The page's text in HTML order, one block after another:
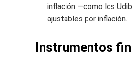
inflación —como los
ajustables por inflación.
Instrumentos